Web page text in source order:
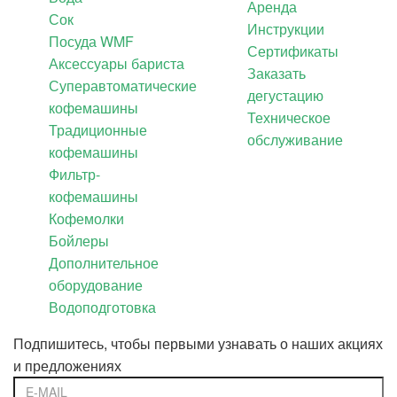
Сок
Посуда WMF
Аксессуары бариста
Суперавтоматические
кофемашины
Традиционные
кофемашины
Фильтр-
кофемашины
Кофемолки
Бойлеры
Дополнительное
оборудование
Водоподготовка
Аренда
Инструкции
Сертификаты
Заказать
дегустацию
Техническое
обслуживание
Подпишитесь, чтобы первыми узнавать о наших акциях
и предложениях